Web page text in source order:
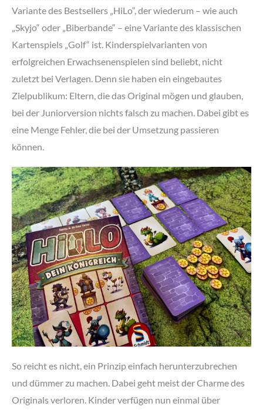
Variante des Bestsellers „HiLo“, der wiederum – wie auch
„Skyjo“ oder „Biberbande“ – eine Variante des klassischen
Kartenspiels „Golf“ ist. Kinderspielvarianten von
erfolgreichen Erwachsenenspielen sind beliebt, nicht
zuletzt bei Verlagen. Denn sie haben ein eingebautes
Zielpublikum: Eltern, die das Original mögen und glauben,
bei der Juniorversion nichts falsch zu machen. Dabei gibt es
eine Menge Fehler, die bei der Umsetzung passieren
können.
So reicht es nicht, ein Prinzip einfach herunterzubrechen
und dümmer zu machen. Dabei geht meist der Charme des
Originals verloren. Kinder verfügen nun einmal über